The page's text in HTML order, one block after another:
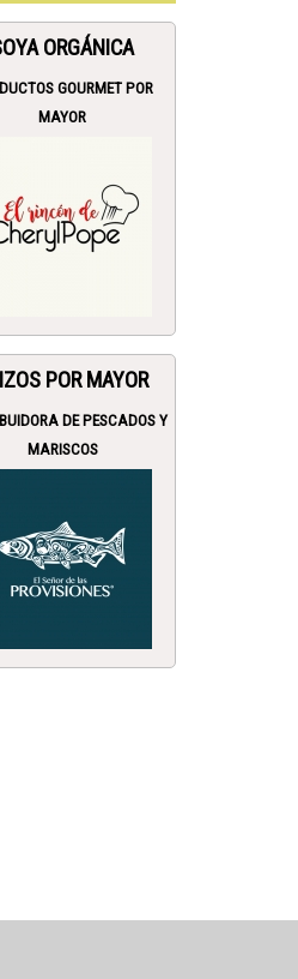
ORGÁNICA
GOURMET POR
MAYOR
POR MAYOR
DE PESCADOS Y
MARISCOS